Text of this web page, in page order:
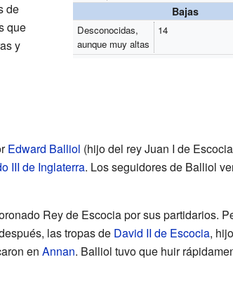
Bajas
Desconocidas,
aunque muy altas
14
de
que
y
Edward Balliol (hijo del rey Juan I de
III de Inglaterra. Los seguidores de Balliol
Rey de Escocia por sus partidarios.
las tropas de David II de Escocia,
en Annan. Balliol tuvo que huir